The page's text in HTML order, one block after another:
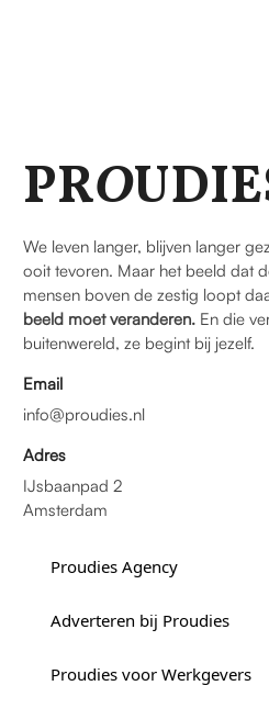
PRO
We leven langer, blijven langer
ooit tevoren. Maar het beeld dat
mensen boven de zestig loopt
beeld moet veranderen. En die
buitenwereld, ze begint bij jezelf.
Email
info@proudies.nl
Adres
IJsbaanpad 2
Amsterdam
Proudies Agency
Adverteren bij Proudies
Proudies voor Werkgevers